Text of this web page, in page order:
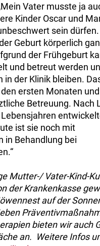
Vater musste ja
Kinder Oscar und
sein
Geburt körperlich
der Frühgeburt
und betreut werden
in der Klinik bleiben.
ersten Monaten und
Betreuung. Nach
ist sie noch mit
in Behandlung bei
Mutter-/ Vater-Kind-
der Krankenkasse
auf der
bieten wir auch
an. Weitere Infos